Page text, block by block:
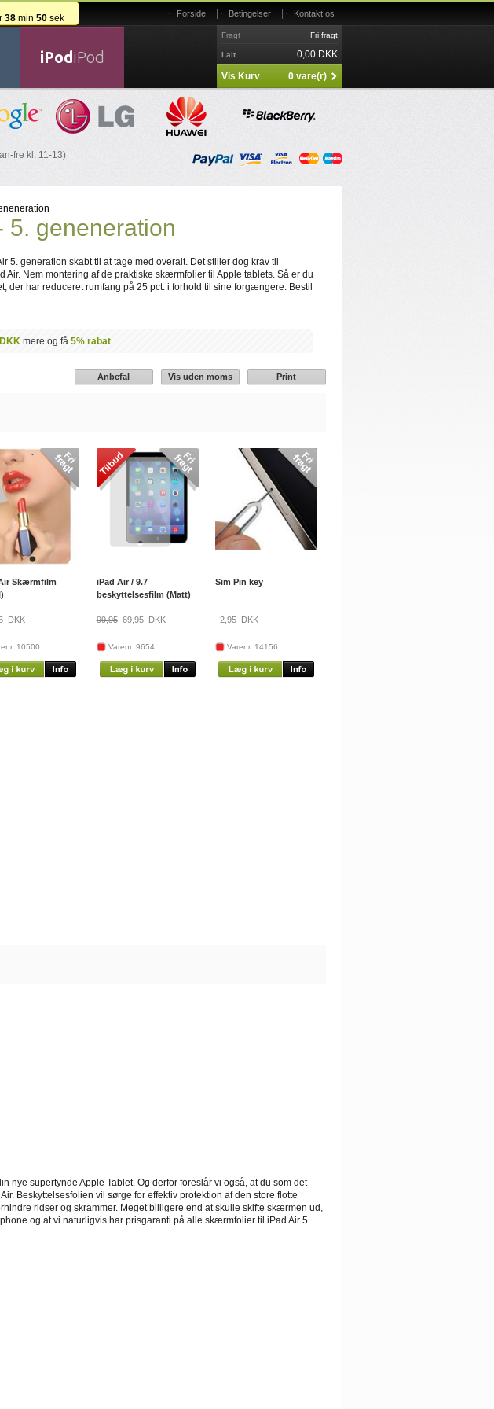
38min 49sek Forside Betingelser Kontakt os
iPodiPod
Fragt Fri fragt
I alt
0,00 DKK
Vis Kurv
0 vare(r)
fre kl. 11-13)
5. geneneration
5. generation skabt til at tage med overalt. Det stiller dog krav til
Nem montering af de praktiske skærmfolier til Apple tablets. Så er du
har reduceret rumfang på 25 pct. i forhold til sine forgængere. Bestil
mere og få 5% rabat
Anbefal Vis uden moms Print
Skærmfilm
DKK
10500
iPad Air / 9.7
beskyttelsesfilm (Matt)
99,95 69,95DKK
Varenr. 9654
Sim Pin key
2,95DKK
Varenr. 14156
nye supertynde Apple Tablet. Og derfor foreslår vi også, at du som det
Beskyttelsesfolien vil sørge for effektiv protektion af den store flotte
ridser og skrammer. Meget billigere end at skulle skifte skærmen ud,
og at vi naturligvis har prisgaranti på alle skærmfolier til iPad Air 5